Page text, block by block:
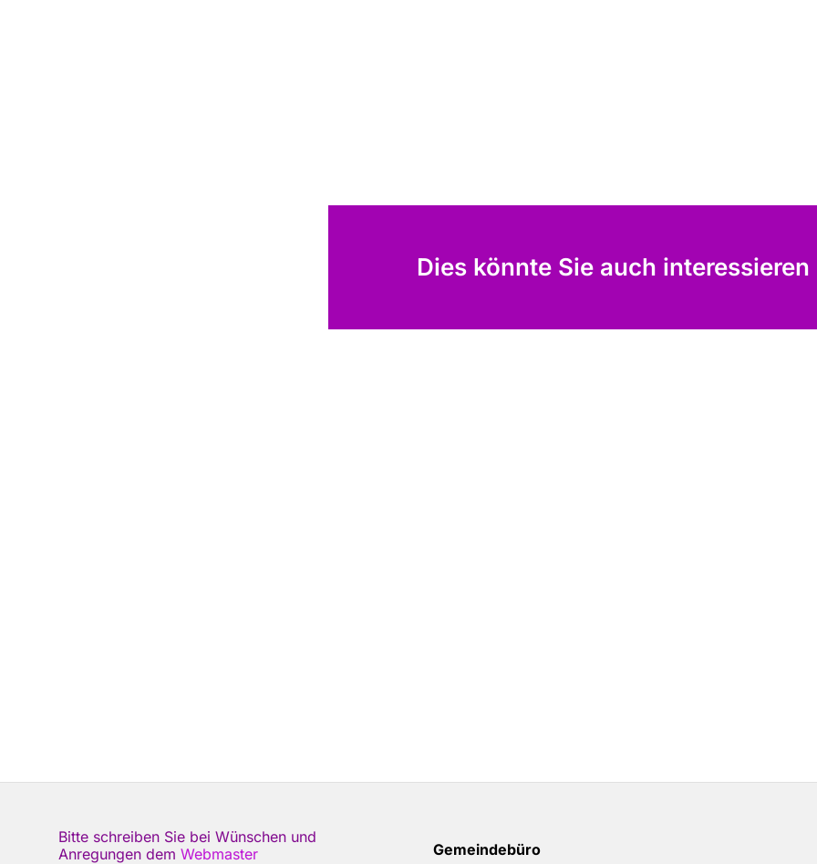
Dies könnte Sie auch interessieren
Bitte schreiben Sie bei Wünschen und
Anregungen dem Webmaster
Gemeindebüro